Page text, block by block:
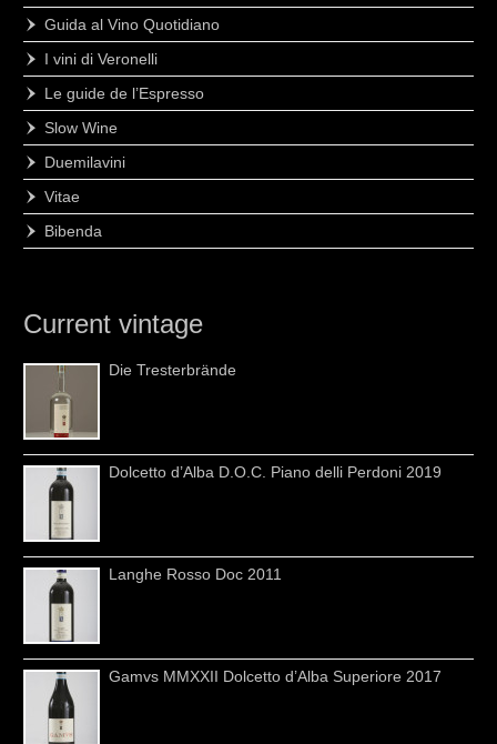
Guida al Vino Quotidiano
I vini di Veronelli
Le guide de l’Espresso
Slow Wine
Duemilavini
Vitae
Bibenda
Current vintage
Die Tresterbrände
Dolcetto d’Alba D.O.C. Piano delli Perdoni 2019
Langhe Rosso Doc 2011
Gamvs MMXXII Dolcetto d’Alba Superiore 2017